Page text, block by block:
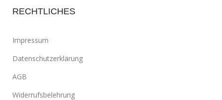
RECHTLICHES
Impressum
Datenschutzerklärung
AGB
Widerrufsbelehrung